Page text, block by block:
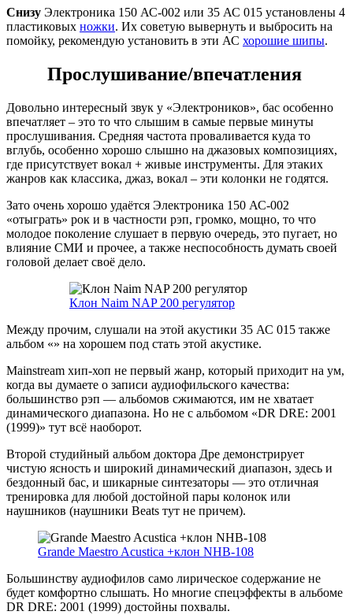
Снизу Электроника 150 АС-002 или 35 АС 015 установлены 4
пластиковых ножки. Их советую вывернуть и выбросить на
помойку, рекомендую установить в эти АС хорошие шипы.
Прослушивание/впечатления
Довольно интересный звук у «Электроников», бас особенно
впечатляет – это то что слышим в самые первые минуты
прослушивания. Средняя частота проваливается куда то
вглубь, особенно хорошо слышно на джазовых композициях,
где присутствует вокал + живые инструменты. Для этаких
жанров как классика, джаз, вокал – эти колонки не годятся.
Зато очень хорошо удаётся Электроника 150 АС-002
«отыграть» рок и в частности рэп, громко, мощно, то что
молодое поколение слушает в первую очередь, это пугает, но
влияние СМИ и прочее, а также неспособность думать своей
головой делает своё дело.
Клон Naim NAP 200 регулятор
Между прочим, слушали на этой акустики 35 АС 015 также
альбом «» на хорошем под стать этой акустике.
Mainstream хип-хоп не первый жанр, который приходит на ум,
когда вы думаете о записи аудиофильского качества:
большинство рэп — альбомов сжимаются, им не хватает
динамического диапазона. Но не с альбомом «DR DRE: 2001
(1999)» тут всё наоборот.
Второй студийный альбом доктора Дре демонстрирует
чистую ясность и широкий динамический диапазон, здесь и
бездонный бас, и шикарные синтезаторы — это отличная
тренировка для любой достойной пары колонок или
наушников (наушники Beats тут не причем).
Grande Maestro Acustica +клон NHB-108
Большинству аудиофилов само лирическое содержание не
будет комфортно слышать. Но многие спецэффекты в альбоме
DR DRE: 2001 (1999) достойны похвалы.